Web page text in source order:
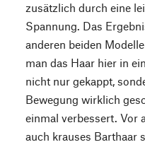
zusätzlich durch eine
Spannung. Das
anderen beiden
man das Haar hier in
nicht nur gekappt,
Bewegung wirklich
einmal verbessert. Vor
auch krauses Barthaar